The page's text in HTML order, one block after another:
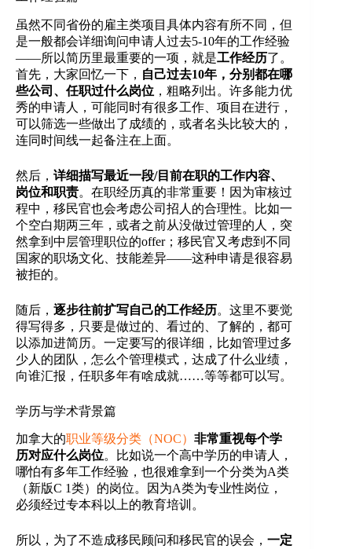
虽然不同省份的雇主类项目具体内容有所不同，但
是一般都会详细询问申请人过去5-10年的工作经验
——所以简历里最重要的一项，就是工作经历了。
首先，大家回忆一下， 自己过去10年，分别都在哪
些公司、任职过什么岗位 ，粗略列出。许多能力优
秀的申请人，可能同时有很多工作、项目在进行，
可以筛选一些做出了成绩的，或者名头比较大的，
连同时间线一起备注在上面。
然后， 详细描写最近一段/目前在职的工作内容、
岗位和职责。在职经历真的非常重要！因为审核过
程中，移民官也会考虑公司招人的合理性。比如一
个空白期两三年，或者之前从没做过管理的人，突
然拿到中层管理职位的offer；移民官又考虑到不同
国家的职场文化、技能差异——这种申请是很容易
被拒的。
随后， 逐步往前扩写自己的工作经历。这里不要觉
得写得多，只要是做过的、看过的、了解的，都可
以添加进简历。一定要写的很详细，比如管理过多
少人的团队，怎么个管理模式，达成了什么业绩，
向谁汇报，任职多年有啥成就……等等都可以写。
学历与学术背景篇
加拿大的职业等级分类（NOC） 非常重视每个学
历对应什么岗位。比如说一个高中学历的申请人，
哪怕有多年工作经验，也很难拿到一个分类为A类
（新版C 1类）的岗位。因为A类为专业性岗位，
必须经过专本科以上的教育培训。
所以，为了不造成移民顾问和移民官的误会， 一定